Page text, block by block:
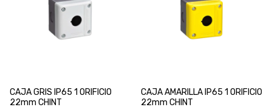
CAJA GRIS IP65 1 ORIFICIO
22mm CHINT
CAJA AMARILLA IP65 1 ORIFICIO
22mm CHINT